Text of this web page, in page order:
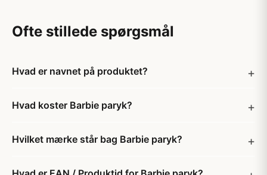
Ofte stillede spørgsmål
Hvad er navnet på produktet?
Hvad koster Barbie paryk?
Hvilket mærke står bag Barbie paryk?